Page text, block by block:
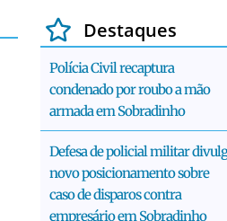
Destaques
Polícia Civil recaptura
condenado por roubo a mão
armada em Sobradinho
Defesa de policial militar
novo posicionamento sobre
caso de disparos contra
empresário em Sobradinho